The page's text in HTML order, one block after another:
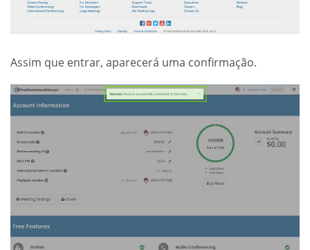
Assim que entrar, aparecerá uma confirmação.